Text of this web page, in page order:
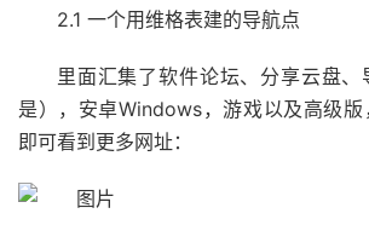
2.1 一个用维格表建的导航点
里面汇集了软件论坛、分享云盘
是），安卓Windows，游戏以及高级
即可看到更多网址：